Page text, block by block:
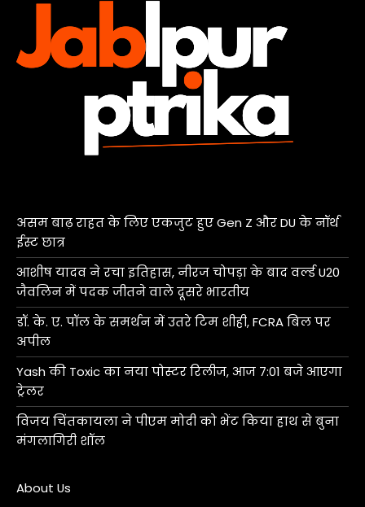
असम बाढ़ राहत के लिए एकजुट हुए Gen Z और DU के नॉर्थ
ईस्ट छात्र
आशीष यादव ने रचा इतिहास, नीरज चोपड़ा के बाद वर्ल्ड U20
जैवलिन में पदक जीतने वाले दूसरे भारतीय
डॉ. के. ए. पॉल के समर्थन में उतरे टिम शीही, FCRA बिल पर
अपील
Yash की Toxic का नया पोस्टर रिलीज, आज 7:01 बजे आएगा
ट्रेलर
विजय चिंतकायला ने पीएम मोदी को भेंट किया हाथ से बुना
मंगलागिरी शॉल
About Us